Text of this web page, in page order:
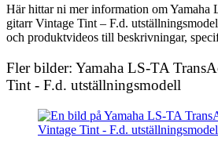
Här hittar ni mer information om Yamaha
gitarr Vintage Tint – F.d.
och produktvideos till beskrivningar,
Fler bilder: Yamaha LS-TA
Tint - F.d. utställningsmodell